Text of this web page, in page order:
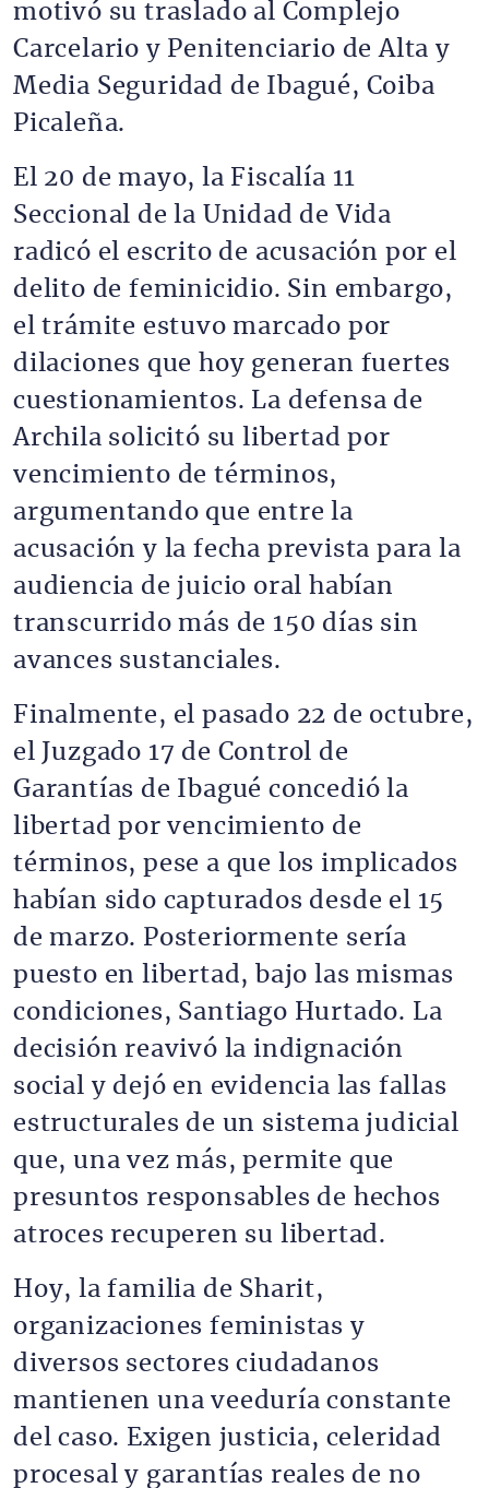
motivó su traslado al Complejo
Carcelario y Penitenciario de Alta y
Media Seguridad de Ibagué, Coiba
Picaleña.
El 20 de mayo, la Fiscalía 11
Seccional de la Unidad de Vida
radicó el escrito de acusación por el
delito de feminicidio. Sin embargo,
el trámite estuvo marcado por
dilaciones que hoy generan fuertes
cuestionamientos. La defensa de
Archila solicitó su libertad por
vencimiento de términos,
argumentando que entre la
acusación y la fecha prevista para la
audiencia de juicio oral habían
transcurrido más de 150 días sin
avances sustanciales.
Finalmente, el pasado 22 de octubre,
el Juzgado 17 de Control de
Garantías de Ibagué concedió la
libertad por vencimiento de
términos, pese a que los implicados
habían sido capturados desde el 15
de marzo. Posteriormente sería
puesto en libertad, bajo las mismas
condiciones, Santiago Hurtado. La
decisión reavivó la indignación
social y dejó en evidencia las fallas
estructurales de un sistema judicial
que, una vez más, permite que
presuntos responsables de hechos
atroces recuperen su libertad.
Hoy, la familia de Sharit,
organizaciones feministas y
diversos sectores ciudadanos
mantienen una veeduría constante
del caso. Exigen justicia, celeridad
procesal y garantías reales de no